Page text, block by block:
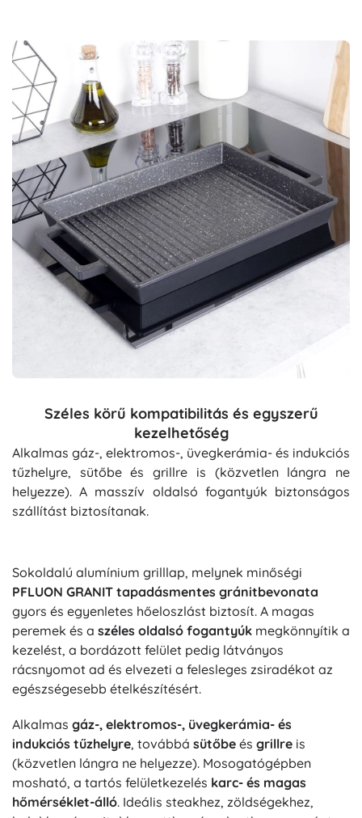
Széles körű kompatibilitás és egyszerű
kezelhetőség
Alkalmas gáz-, elektromos-, üvegkerámia- és indukciós
tűzhelyre, sütőbe és grillre is (közvetlen lángra ne
helyezze). A masszív oldalsó fogantyúk biztonságos
szállítást biztosítanak.
Sokoldalú alumínium grilllap, melynek minőségi
PFLUON GRANIT tapadásmentes gránitbevonata
gyors és egyenletes hőeloszlást biztosít. A magas
peremek és a széles oldalsó fogantyúk megkönnyítik a
kezelést, a bordázott felület pedig látványos
rácsnyomot ad és elvezeti a felesleges zsiradékot az
egészségesebb ételkészítésért.
Alkalmas gáz-, elektromos-, üvegkerámia- és
indukciós tűzhelyre, továbbá sütőbe és grillre is
(közvetlen lángra ne helyezze). Mosogatógépben
mosható, a tartós felületkezelés karc- és magas
hőmérséklet-álló. Ideális steakhez, zöldségekhez,